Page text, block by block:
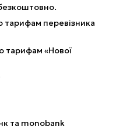
перевізника
тарифам «Нової
та monobank